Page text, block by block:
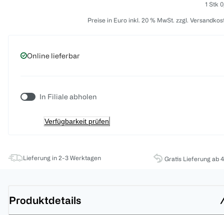
1 Stk
Preise in Euro inkl. 20 % MwSt. zzgl.
Online lieferbar
In Filiale abholen
Verfügbarkeit prüfen
Lieferung in 2-3 Werktagen Gratis Lieferung ab
Produktdetails